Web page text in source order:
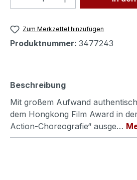
Zum Merkzettel hinzufügen
Produktnummer: 3477243
Beschreibung
Mit großem Aufwand
dem Hongkong Film Award in
Action-Choreografie“ ausge…